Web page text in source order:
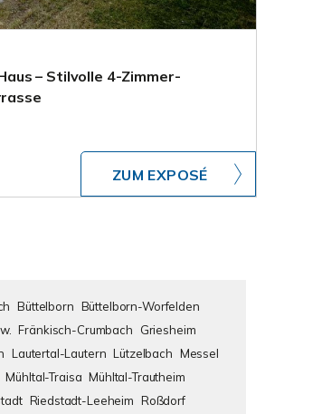
– Stilvolle 4-Zimmer-
ZUM EXPOSÉ
Büttelborn Büttelborn-Worfelden
Fränkisch-Crumbach
Griesheim
Lautertal-Lautern Lützelbach Messel
Mühltal-Traisa Mühltal-Trautheim
Riedstadt-Leeheim Roßdorf